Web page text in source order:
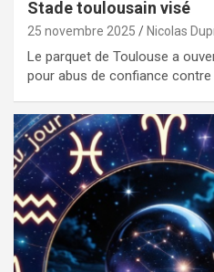
Stade toulousain visé
25 novembre 2025 Nicolas
Le parquet de Toulouse a
pour abus de confiance contre